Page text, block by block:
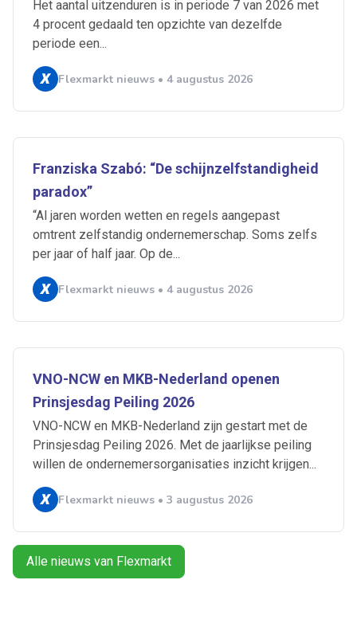
Het aantal uitzenduren is in periode 7 van 2026 met
4 procent gedaald ten opzichte van dezelfde
periode een...
Flexmarkt nieuws • 4 augustus 2026
Franziska Szabó: “De schijnzelfstandigheid
paradox”
“Al jaren worden wetten en regels aangepast
omtrent zelfstandig ondernemerschap. Soms zelfs
per jaar of half jaar. Op de...
Flexmarkt nieuws • 4 augustus 2026
VNO-NCW en MKB-Nederland openen
Prinsjesdag Peiling 2026
VNO-NCW en MKB-Nederland zijn gestart met de
Prinsjesdag Peiling 2026. Met de jaarlijkse peiling
willen de ondernemersorganisaties inzicht krijgen...
Flexmarkt nieuws • 3 augustus 2026
Alle nieuws van Flexmarkt
Ontvang vacatures direct in
Alerts ontvangen
Alles Ingezonden ABU
Bureau Cicero
Doorzaam
Normering Arbeid
ZiPconomy